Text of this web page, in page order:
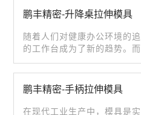
鹏丰精密-升降桌拉伸模具
随着人们对健康办公环境的
的工作台成为了新的趋势。
鹏丰精密-手柄拉伸模具
在现代工业生产中，模具是